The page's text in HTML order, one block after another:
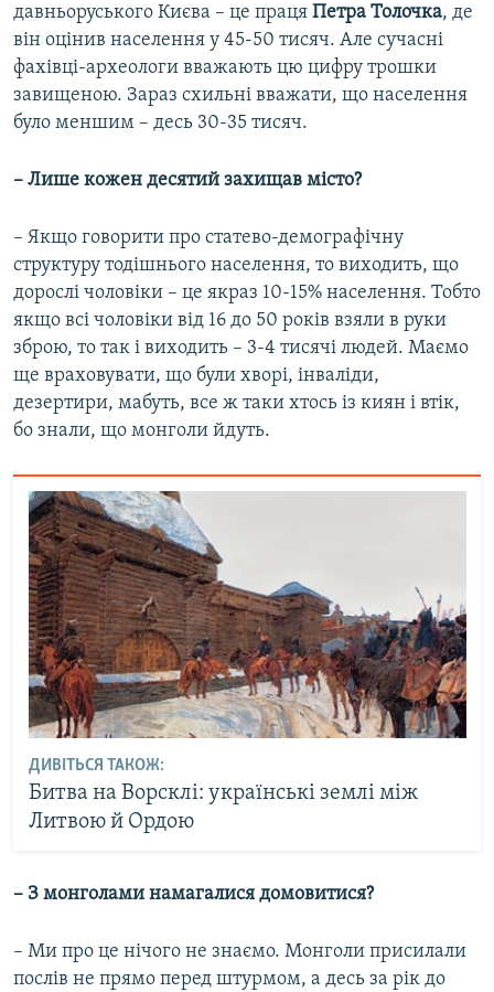
давньоруського Києва – це праця Петра Толочка, де
він оцінив населення у 45-50 тисяч. Але сучасні
фахівці-археологи вважають цю цифру трошки
завищеною. Зараз схильні вважати, що населення
було меншим – десь 30-35 тисяч.
– Лише кожен десятий захищав місто?
– Якщо говорити про статево-демографічну
структуру тодішнього населення, то виходить, що
дорослі чоловіки – це якраз 10-15% населення. Тобто
якщо всі чоловіки від 16 до 50 років взяли в руки
зброю, то так і виходить – 3-4 тисячі людей. Маємо
ще враховувати, що були хворі, інваліди,
дезертири, мабуть, все ж таки хтось із киян і втік,
бо знали, що монголи йдуть.
ДИВІТЬСЯ ТАКОЖ:
Битва на Ворсклі: українські землі між
Литвою й Ордою
– З монголами намагалися домовитися?
– Ми про це нічого не знаємо. Монголи присилали
послів не прямо перед штурмом, а десь за рік до